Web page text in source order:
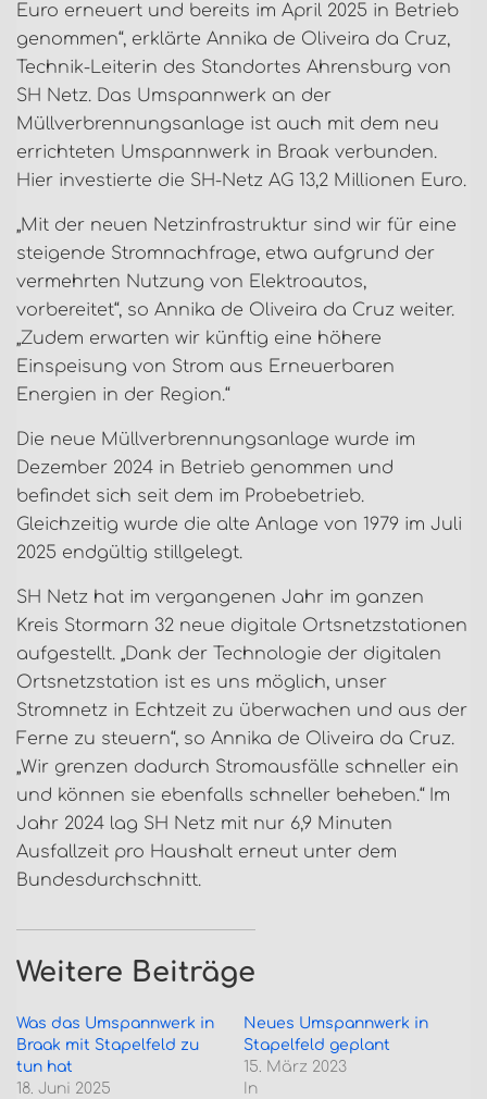
Euro erneuert und bereits im April 2025 in Betrieb
genommen“, erklärte Annika de Oliveira da Cruz,
Technik-Leiterin des Standortes Ahrensburg von
SH Netz. Das Umspannwerk an der
Müllverbrennungsanlage ist auch mit dem neu
errichteten Umspannwerk in Braak verbunden.
Hier investierte die SH-Netz AG 13,2 Millionen Euro.
„Mit der neuen Netzinfrastruktur sind wir für eine
steigende Stromnachfrage, etwa aufgrund der
vermehrten Nutzung von Elektroautos,
vorbereitet“, so Annika de Oliveira da Cruz weiter.
„Zudem erwarten wir künftig eine höhere
Einspeisung von Strom aus Erneuerbaren
Energien in der Region.“
Die neue Müllverbrennungsanlage wurde im
Dezember 2024 in Betrieb genommen und
befindet sich seit dem im Probebetrieb.
Gleichzeitig wurde die alte Anlage von 1979 im Juli
2025 endgültig stillgelegt.
SH Netz hat im vergangenen Jahr im ganzen
Kreis Stormarn 32 neue digitale Ortsnetzstationen
aufgestellt. „Dank der Technologie der digitalen
Ortsnetzstation ist es uns möglich, unser
Stromnetz in Echtzeit zu überwachen und aus der
Ferne zu steuern“, so Annika de Oliveira da Cruz.
„Wir grenzen dadurch Stromausfälle schneller ein
und können sie ebenfalls schneller beheben.“ Im
Jahr 2024 lag SH Netz mit nur 6,9 Minuten
Ausfallzeit pro Haushalt erneut unter dem
Bundesdurchschnitt.
Weitere Beiträge
Was das Umspannwerk in
Braak mit Stapelfeld zu
tun hat
18. Juni 2025
Neues Umspannwerk in
Stapelfeld geplant
15. März 2023
In